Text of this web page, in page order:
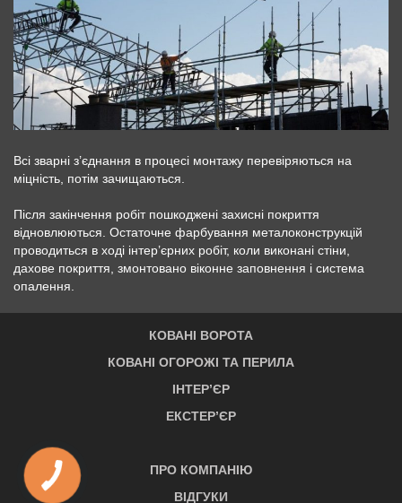
Всі зварні з’єднання в процесі монтажу перевіряються на
міцність, потім зачищаються.
Після закінчення робіт пошкоджені захисні покриття
відновлюються. Остаточне фарбування металоконструкцій
проводиться в ході інтер’єрних робіт, коли виконані стіни,
дахове покриття, змонтовано віконне заповнення і система
опалення.
КОВАНІ ВОРОТА
КОВАНІ ОГОРОЖІ ТА ПЕРИЛА
ІНТЕР’ЄР
ЕКСТЕР’ЄР
ПРО КОМПАНІЮ
ВІДГУКИ